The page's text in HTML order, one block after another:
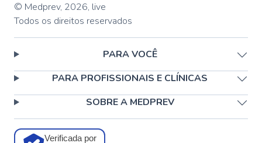
© Medprev, 2026, live
Todos os direitos reservados
PARA VOCÊ
PARA PROFISSIONAIS E CLÍNICAS
SOBRE A MEDPREV
Verificada por